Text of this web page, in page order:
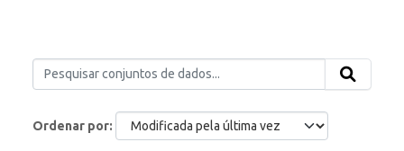
Ordenar por